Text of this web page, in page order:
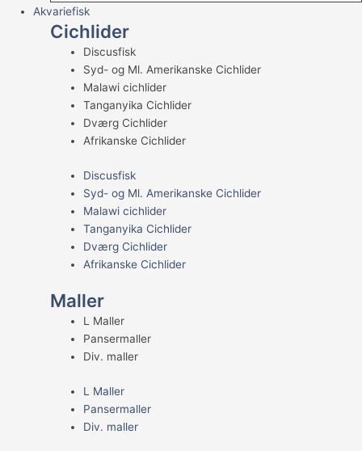
Akvariefisk
Cichlider
Discusfisk
Syd- og Ml. Amerikanske Cichlider
Malawi cichlider
Tanganyika Cichlider
Dværg Cichlider
Afrikanske Cichlider
Discusfisk
Syd- og Ml. Amerikanske Cichlider
Malawi cichlider
Tanganyika Cichlider
Dværg Cichlider
Afrikanske Cichlider
Maller
L Maller
Pansermaller
Div. maller
L Maller
Pansermaller
Div. maller